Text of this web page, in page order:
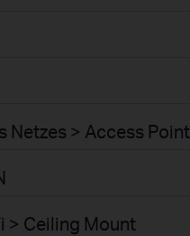
Netzes > Access Point
> Ceiling Mount